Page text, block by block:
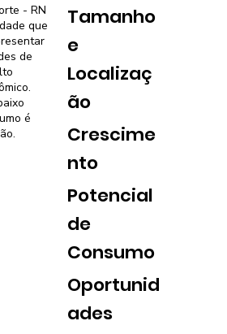
- RN
que
de
é
Tamanho
e
Localizaç
ão
Crescime
nto
Potencial
de
Consumo
Oportunid
ades